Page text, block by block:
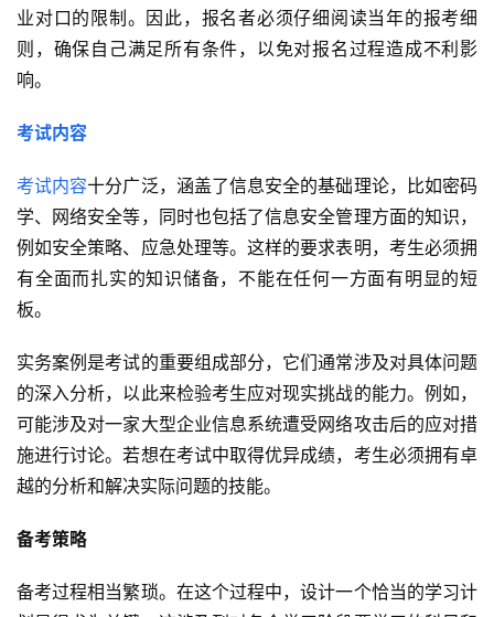
业对口的限制。因此，报名者必须仔细阅读当年的报考细
则，确保自己满足所有条件，以免对报名过程造成不利影
响。
考试内容
考试内容十分广泛，涵盖了信息安全的基础理论，比如密码
学、网络安全等，同时也包括了信息安全管理方面的知识，
例如安全策略、应急处理等。这样的要求表明，考生必须拥
有全面而扎实的知识储备，不能在任何一方面有明显的短
板。
实务案例是考试的重要组成部分，它们通常涉及对具体问题
的深入分析，以此来检验考生应对现实挑战的能力。例如，
可能涉及对一家大型企业信息系统遭受网络攻击后的应对措
施进行讨论。若想在考试中取得优异成绩，考生必须拥有卓
越的分析和解决实际问题的技能。
备考策略
备考过程相当繁琐。在这个过程中，设计一个恰当的学习计